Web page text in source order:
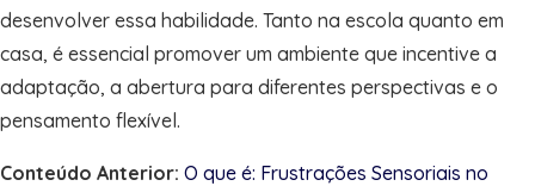
desenvolver essa habilidade. Tanto na escola quanto em
casa, é essencial promover um ambiente que incentive a
adaptação, a abertura para diferentes perspectivas e o
pensamento flexível.
Conteúdo Anterior: O que é: Frustrações Sensoriais no